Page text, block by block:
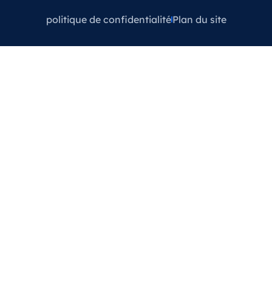
politique de confidentialitéPlan du site